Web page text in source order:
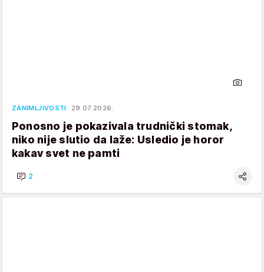
ZANIMLJIVOSTI 29.07.2026.
Ponosno je pokazivala trudnički stomak,
niko nije slutio da laže: Usledio je horor
kakav svet ne pamti
2